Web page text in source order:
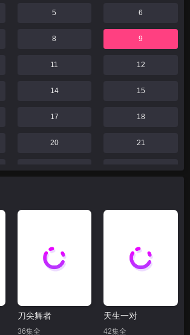
5 6
8 9
11 12
14 15
17 18
20 21
23 24
32 33
35 36
刀尖舞者
36集全
天生一对
42集全